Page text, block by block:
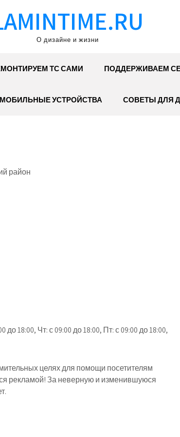
О дизайне и жизни
ТС САМИ ПОДДЕРЖИВАЕМ
УСТРОЙСТВА СОВЕТЫ ДЛЯ
район
18:00, Чт: с 09:00 до 18:00, Пт: с 09:00 до 18:00,
целях для помощи посетителям
рекламой! За неверную и изменившуюся